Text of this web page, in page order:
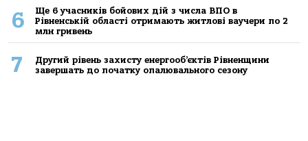
6
Ще 6 учасників бойових дій з числа ВПО в
Рівненській області отримають житлові ваучери по 2
млн гривень
7
Другий рівень захисту енергооб’єктів Рівненщини
завершать до початку опалювального сезону